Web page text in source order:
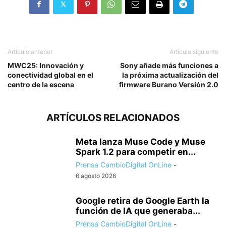
Artículo anterior
MWC25: Innovación y
conectividad global en el
centro de la escena
Artículo siguiente
Sony añade más funciones a
la próxima actualización del
firmware Burano Versión 2.0
ARTÍCULOS RELACIONADOS
Meta lanza Muse Code y Muse
Spark 1.2 para competir en...
Prensa CambioDigital OnLine -
6 agosto 2026
Google retira de Google Earth la
función de IA que generaba...
Prensa CambioDigital OnLine -